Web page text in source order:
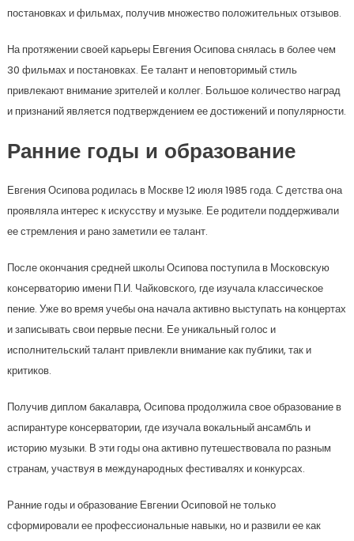
постановках и фильмах, получив множество положительных отзывов.
На протяжении своей карьеры Евгения Осипова снялась в более чем
30 фильмах и постановках. Ее талант и неповторимый стиль
привлекают внимание зрителей и коллег. Большое количество наград
и признаний является подтверждением ее достижений и популярности.
Ранние годы и образование
Евгения Осипова родилась в Москве 12 июля 1985 года. С детства она
проявляла интерес к искусству и музыке. Ее родители поддерживали
ее стремления и рано заметили ее талант.
После окончания средней школы Осипова поступила в Московскую
консерваторию имени П.И. Чайковского, где изучала классическое
пение. Уже во время учебы она начала активно выступать на концертах
и записывать свои первые песни. Ее уникальный голос и
исполнительский талант привлекли внимание как публики, так и
критиков.
Получив диплом бакалавра, Осипова продолжила свое образование в
аспирантуре консерватории, где изучала вокальный ансамбль и
историю музыки. В эти годы она активно путешествовала по разным
странам, участвуя в международных фестивалях и конкурсах.
Ранние годы и образование Евгении Осиповой не только
сформировали ее профессиональные навыки, но и развили ее как